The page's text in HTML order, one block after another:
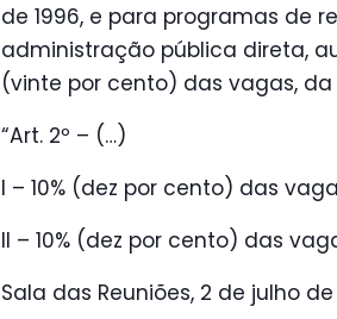
de 1996, e para programas de
administração pública direta,
(vinte por cento) das vagas,
“Art. 2º – (…)
I – 10% (dez por cento) das
II – 10% (dez por cento) das
Sala das Reuniões, 2 de julho